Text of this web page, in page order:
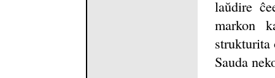
laŭdire
markon
strukturita
Sauda